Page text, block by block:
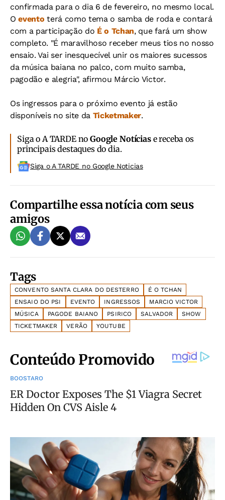
confirmada para o dia 6 de fevereiro, no mesmo local.
Oevento terá como tema o samba de roda e contará
com a participação do É o Tchan, que fará um show
completo. "É maravilhoso receber meus tios no nosso
ensaio. Vai ser inesquecível unir os maiores sucessos
da música baiana no palco, com muito samba,
pagodão e alegria", afirmou Márcio Victor.
Os ingressos para o próximo evento já estão
disponíveis no site da Ticketmaker.
Siga o A TARDE noGoogle Notíciase receba os
principais destaques do dia.
Siga o A TARDE no Google Noticias
Compartilhe essa notícia com seus
amigos
Tags
CONVENTO SANTA CLARA DO DESTERRO
É O TCHAN
ENSAIO DO PSI
EVENTO INGRESSOS
MARCIO VICTOR
MÚSICA
PAGODE BAIANO PSIRICO SALVADOR
SHOW
TICKETMAKER
VERÃO YOUTUBE